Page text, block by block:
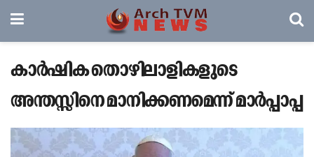
കാർഷിക തൊഴിലാളികളുടെ
അന്തസ്സിനെ മാനിക്കണമെന്ന് മാർപ്പാപ്പ